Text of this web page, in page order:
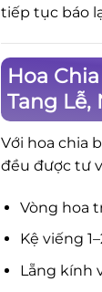
tiếp tục báo
Hoa
Tang Lễ,
Với hoa chia
đều được tư
Vòng hoa
Kệ viếng
Lẵng kính